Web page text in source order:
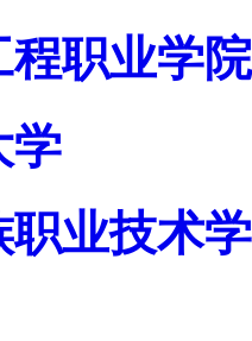
职业学院
学
业技术